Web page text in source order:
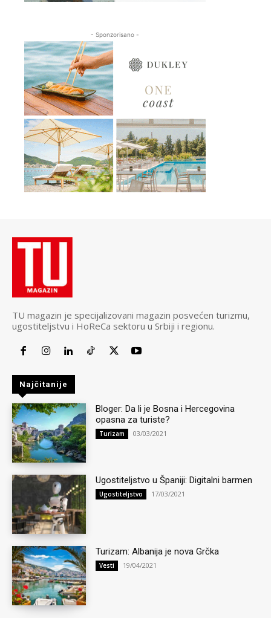
- Sponzorisano -
TU magazin je specijalizovani magazin posvećen turizmu,
ugostiteljstvu i HoReCa sektoru u Srbiji i regionu.
Najčitanije
Bloger: Da li je Bosna i Hercegovina
opasna za turiste?
Turizam 03/03/2021
Ugostiteljstvo u Španiji: Digitalni barmen
Ugostiteljstvo 17/03/2021
Turizam: Albanija je nova Grčka
Vesti 19/04/2021